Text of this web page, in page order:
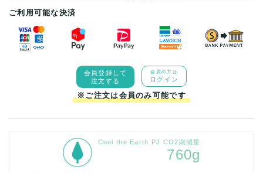
ご利用可能な決済
会員登録して
注文する
会員の方は
ログイン
※ご注文は会員のみ可能です
Cool the Earth PJ CO2削減量
760g